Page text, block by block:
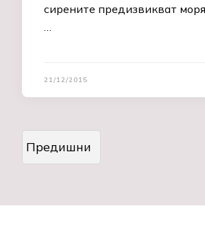
сирените предизвикват
…
21/12/2015
Posts
navigation